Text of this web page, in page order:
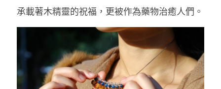
承載著木精靈的祝福，更被作為藥物治癒人們。